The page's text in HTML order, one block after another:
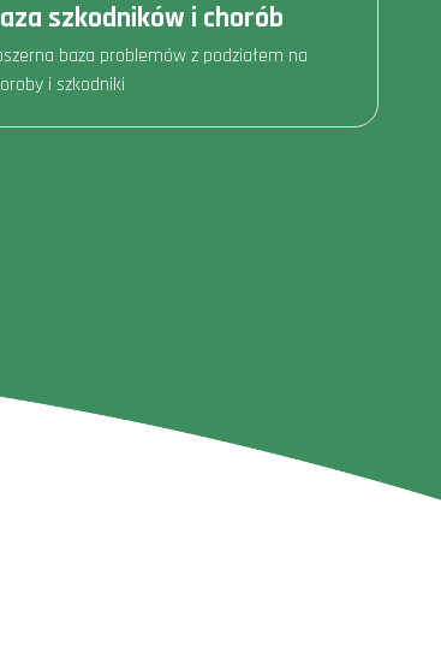
szkodników i chorób
baza problemów z podziałem na
i szkodniki